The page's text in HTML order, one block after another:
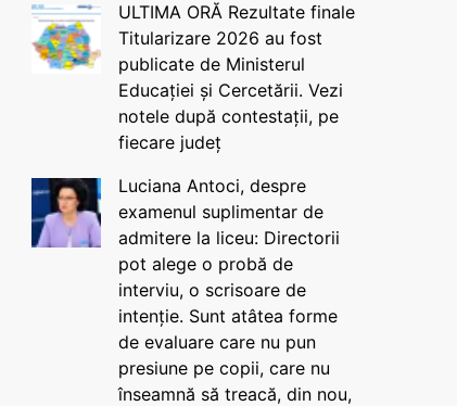
ULTIMA ORĂ Rezultate finale
Titularizare 2026 au fost
publicate de Ministerul
Educației și Cercetării. Vezi
notele după contestații, pe
fiecare județ
Luciana Antoci, despre
examenul suplimentar de
admitere la liceu: Directorii
pot alege o probă de
interviu, o scrisoare de
intenție. Sunt atâtea forme
de evaluare care nu pun
presiune pe copii, care nu
înseamnă să treacă, din nou,